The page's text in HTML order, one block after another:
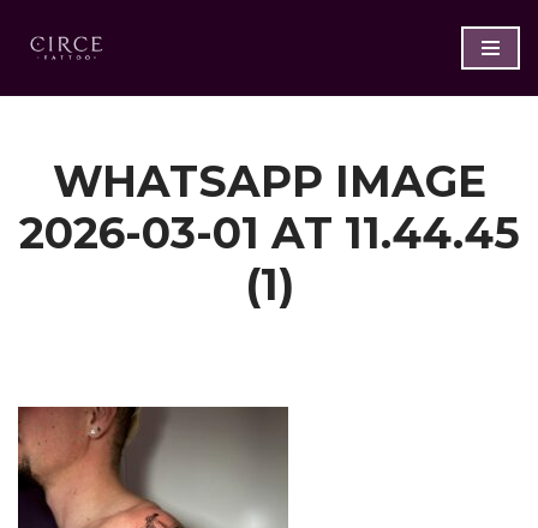
Saltar
al
WHATSAPP IMAGE
2026-03-01 AT 11.44.45
(1)